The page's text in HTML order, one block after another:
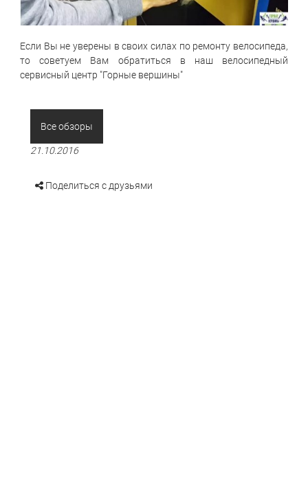
Если Вы не уверены в своих силах по ремонту велосипеда,
то советуем Вам обратиться в наш велосипедный
сервисный центр "Горные вершины"
Все обзоры
21.10.2016
Поделиться с друзьями